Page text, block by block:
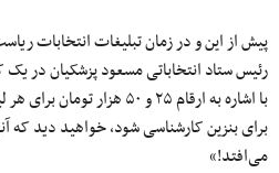
پیش از این و در زمان تبلیغات انتخابات
رئیس ستاد انتخاباتی مسعود پزشکیان در یک
با اشاره به ارقام ۲۵ و ۵۰
برای بنزین کارشناسی شود، خواهید دید که
می‌افتد!»